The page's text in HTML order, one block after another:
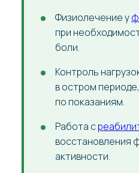
Физиолечение у
при
боли.
Контроль
в остром
по показаниям.
Работа с
восстановления
активности.